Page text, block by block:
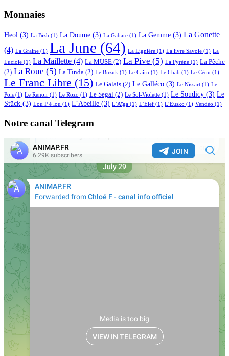
Monnaies
Heol (3) La Bizh (1) La Doume (3) La Gabare (1) La Gemme (3) La Gonette
(4) La Graine (1) La June (64) La Lignière (1) La livre Savoie (1) La
Luciole (1) La Maillette (4) La MUSE (2) La Pive (5) La Pyrène (1) La Pêche
(2) La Roue (5) La Tinda (2) Le Buzuk (1) Le Cairn (1) Le Chab (1) Le Céou (1)
Le Franc Libre (15) Le Galais (2) Le Galléco (3) Le Nissart (1) Le
Pois (1) Le Renoir (1) Le Rozo (1) Le Segal (2) Le Sol-Violette (1) Le Soudicy (3) Le
Stück (3) Lou P é lou (1) L’Abeille (3) L’Aïga (1) L’Elef (1) L’Eusko (1) Vendéo (1)
Notre canal Telegram